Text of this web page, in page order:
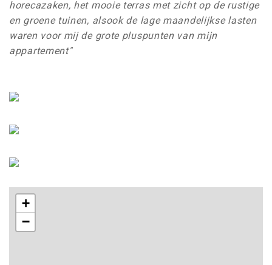
horecazaken, het mooie terras met zicht op de rustige
en groene tuinen, alsook de lage maandelijkse lasten
waren voor mij de grote pluspunten van mijn
appartement"
+
−